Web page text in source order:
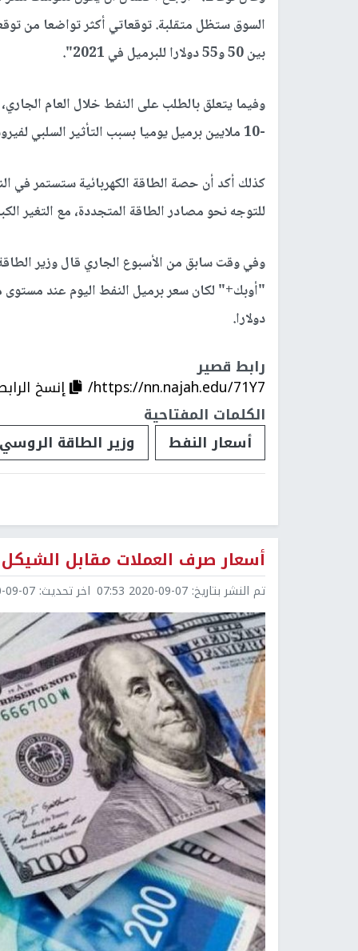
السوق ستظل متقلبة. توقعاتي أكثر تواضعا من
بين 50 و55 دولارا للبرميل في 2021".
-10 ملايين برميل يوميا بسبب التأثير السلبي لفيروس كورونا.
كذلك أكد أن حصة الطاقة الكهربائية ستستمر في
للتوجه نحو مصادر الطاقة المتجددة، مع التغير
وفي وقت سابق من الأسبوع الجاري قال وزير
دولارا.
رابط قصير
https://nn.najah.edu/71Y7/
إنسخ
الكلمات المفتاحية
أسعار النفط
وزير الطاقة الروسي
أسعار صرف العملات مقابل الشيكل
تم النشر بتاريخ: 2020-09-07 07:53 اخر تحديث: 07 09:01